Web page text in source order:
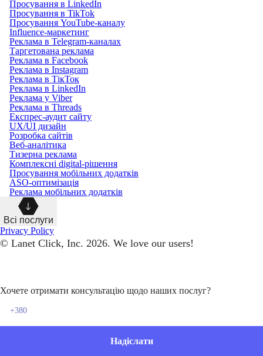
Просування в LinkedIn
Просування в TikTok
Просування YouTube-каналу
Influence-маркетинг
Реклама в Telegram-каналах
Таргетована реклама
Реклама в Facebook
Реклама в Instagram
Реклама в ТікТок
Реклама в LinkedIn
Реклама у Viber
Реклама в Threads
Експрес-аудит сайту
UX/UI дизайн
Розробка сайтів
Веб-аналітика
Тизерна реклама
Комплексні digital-рішення
Просування мобільних додатків
ASO-оптимізація
Реклама мобільних додатків
Всі послуги
Privacy Policy
© Lanet Click, Inc. 2026. We love our users!
Хочете отримати консультацію щодо наших послуг?
Надіслати